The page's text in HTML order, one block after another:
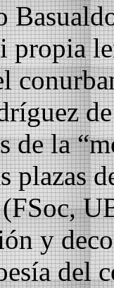
propia
de la
plazas
y
del